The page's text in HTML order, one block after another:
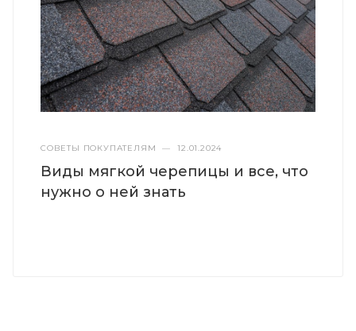
СОВЕТЫ ПОКУПАТЕЛЯМ — 12.01.2024
Виды мягкой черепицы и все, что
нужно о ней знать